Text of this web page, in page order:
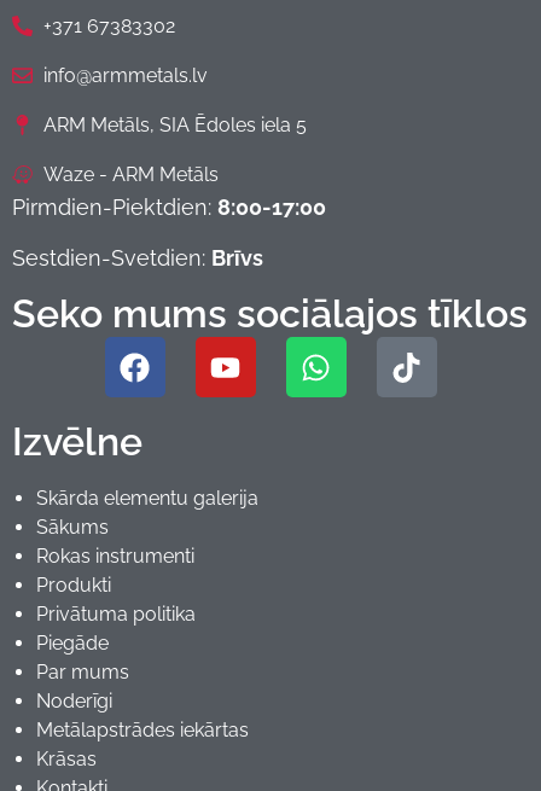
+371 67383302
info@armmetals.lv
ARM Metāls, SIA Ēdoles iela 5
Waze - ARM Metāls
Pirmdien-Piektdien: 8:00-17:00
Sestdien-Svetdien: Brīvs
Seko mums sociālajos tīklos
Izvēlne
Skārda elementu galerija
Sākums
Rokas instrumenti
Produkti
Privātuma politika
Piegāde
Par mums
Noderīgi
Metālapstrādes iekārtas
Krāsas